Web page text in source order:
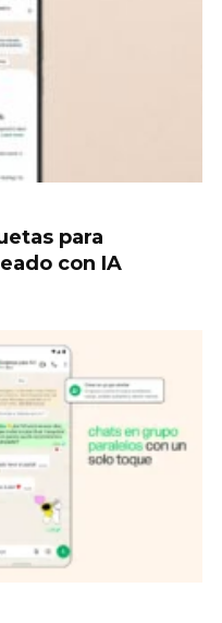
para
con IA